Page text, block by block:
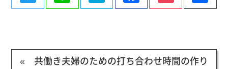
有
« 共働き夫婦のための打ち合わせ時間の作り